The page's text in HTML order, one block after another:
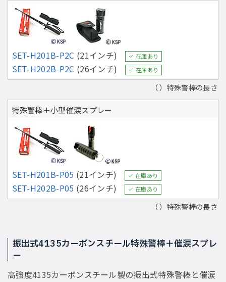
SET-H201B-P2C (21インチ) 在庫あり
SET-H202B-P2C (26インチ) 在庫あり
（ ）特殊警棒の長さ
特殊警棒＋小型催涙スプレー
SET-H201B-P05 (21インチ) 在庫あり
SET-H202B-P05 (26インチ) 在庫あり
（ ）特殊警棒の長さ
振出式4135カーボンスチール特殊警棒＋催涙スプレ
ー
高強度4135カーボンスチール製の振出式特殊警棒と催涙